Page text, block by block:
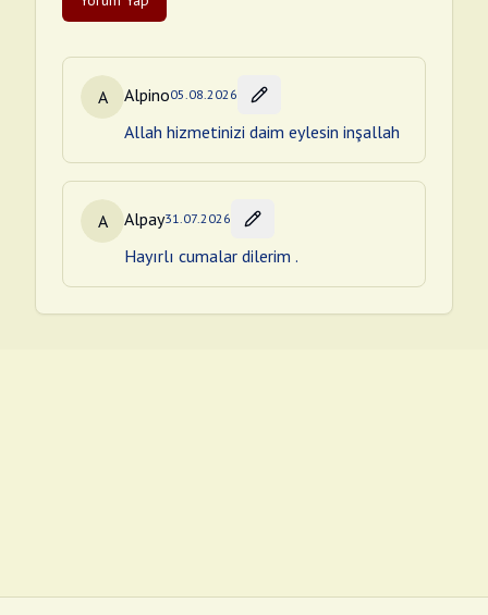
A Alpino05.08.2026
Allah hizmetinizi daim eylesin inşallah
A Alpay31.07.2026
Hayırlı cumalar dilerim .